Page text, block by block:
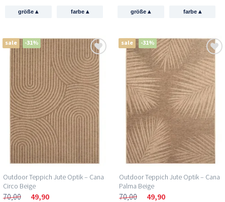
größe▴ farbe ▴ größe▴ farbe ▴
sale -31%
Outdoor Teppich Jute Optik – Cana
Circo Beige
70,00 49,90
sale -31%
Outdoor Teppich Jute Optik – Cana
Palma Beige
70,00 49,90